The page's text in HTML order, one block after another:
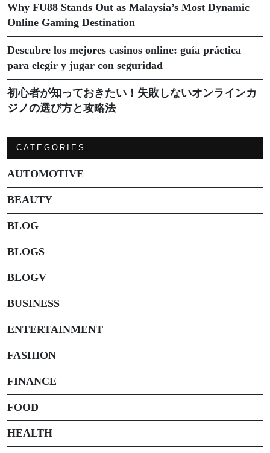
Why FU88 Stands Out as Malaysia’s Most Dynamic
Online Gaming Destination
Descubre los mejores casinos online: guía práctica
para elegir y jugar con seguridad
初心者が知っておきたい！失敗しないオンラインカ
ジノの選び方と攻略法
CATEGORIES
AUTOMOTIVE
BEAUTY
BLOG
BLOGS
BLOGV
BUSINESS
ENTERTAINMENT
FASHION
FINANCE
FOOD
HEALTH